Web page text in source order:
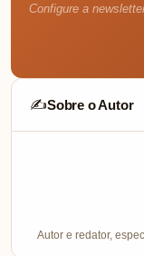
Configure a
✍️Sobre o Autor
Autor e redator,